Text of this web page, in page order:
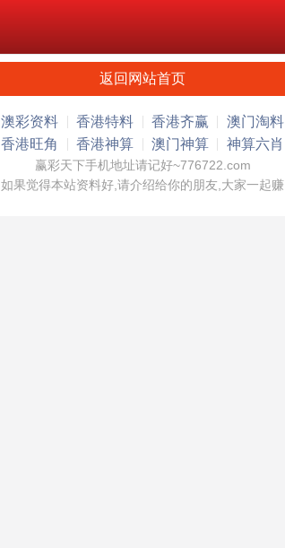
返回网站首页
澳彩资料 香港特料 香港齐赢
澳门淘料
香港旺角
香港神算 澳门神算 神算六肖
赢彩天下手机地址请记好~776722.com
如果觉得本站资料好,请介绍给你的朋友,大家一起赚